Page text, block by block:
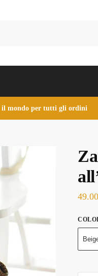
il mondo per tutti gli ordini